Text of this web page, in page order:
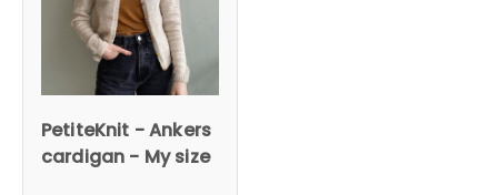
PetiteKnit - Ankers
cardigan - My size